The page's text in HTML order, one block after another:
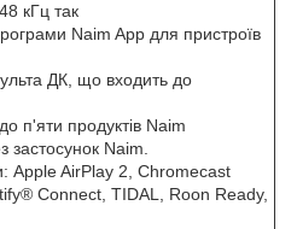
кГц так
Naim App для пристроїв
ДК, що входить до
п'яти продуктів Naim
застосунок Naim.
Apple AirPlay 2, Chromecast
Connect, TIDAL, Roon Ready,